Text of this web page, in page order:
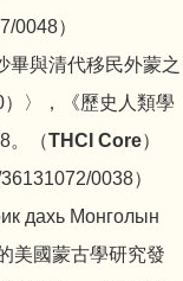
0048）
與清代移民外蒙之
〉，《歷史人類學
。（THCI Core）
0038）
дахь Монголын
美國蒙古學研究發